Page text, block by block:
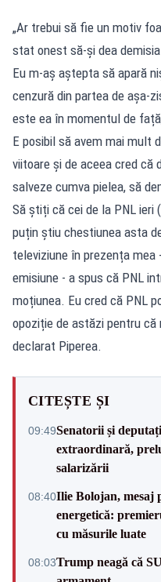
„Ar trebui să fie un motiv
stat onest să-și dea
Eu m-aș aștepta să apară
cenzură din partea de așa-
este ea în momentul de
E posibil să avem mai mult
viitoare și de aceea cred că
salveze cumva pielea, să
Să știți că cei de la PNL ieri
puțin știu chestiunea asta
televiziune în prezența
emisiune - a spus că PNL
moțiunea. Eu cred că PNL
opoziție de astăzi pentru că
declarat Piperea.
CITEȘTE ȘI
09:49Senatorii și
extraordinară,
salarizării
08:40Ilie Bolojan, mesaj
energetică:
cu măsurile luate
08:03Trump neagă că